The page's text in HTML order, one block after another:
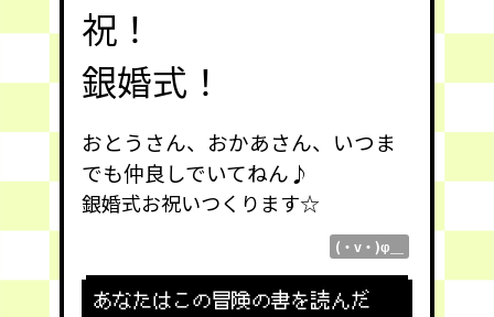
祝！
銀婚式！
おとうさん、おかあさん、いつま
でも仲良しでいてねん♪
銀婚式お祝いつくります☆
(・v・)φ＿
あなたはこの冒険の書を読んだ